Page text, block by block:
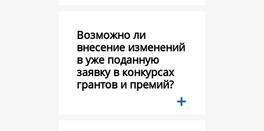
Возможно ли
внесение изменений
в уже поданную
заявку в конкурсах
грантов и премий?